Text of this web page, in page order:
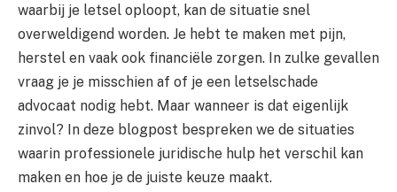
waarbij je letsel oploopt, kan de situatie snel
overweldigend worden. Je hebt te maken met pijn,
herstel en vaak ook financiële zorgen. In zulke gevallen
vraag je je misschien af of je een letselschade
advocaat nodig hebt. Maar wanneer is dat eigenlijk
zinvol? In deze blogpost bespreken we de situaties
waarin professionele juridische hulp het verschil kan
maken en hoe je de juiste keuze maakt.